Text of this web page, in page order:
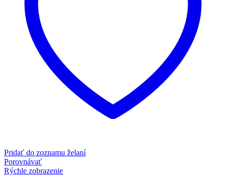
Pridať do zoznamu želaní
Porovnávať
Rýchle zobrazenie